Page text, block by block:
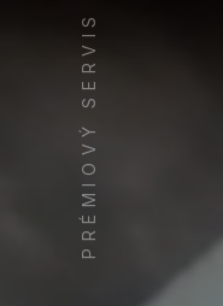
PRÉMIOVÝ SERVIS